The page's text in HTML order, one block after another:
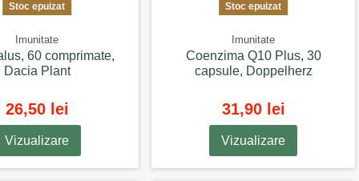
Stoc epuizat
Imunitate
60 comprimate,
Dacia Plant
26,50 lei
Vizualizare
Stoc epuizat
Imunitate
Coenzima Q10 Plus, 30
capsule, Doppelherz
31,90 lei
Vizualizare